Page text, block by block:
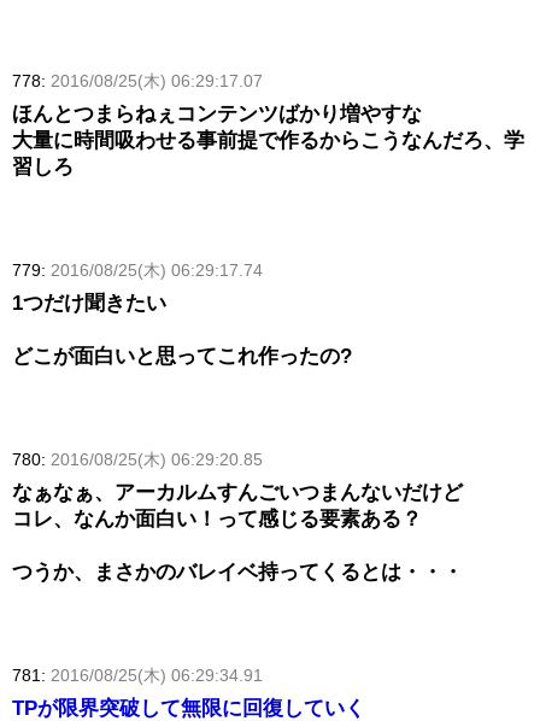
778: 2016/08/25(木) 06:29:17.07
ほんとつまらねぇコンテンツばかり増やすな
大量に時間吸わせる事前提で作るからこうなんだろ、学
習しろ
779: 2016/08/25(木) 06:29:17.74
1つだけ聞きたい
どこが面白いと思ってこれ作ったの?
780: 2016/08/25(木) 06:29:20.85
なぁなぁ、アーカルムすんごいつまんないだけど
コレ、なんか面白い！って感じる要素ある？
つうか、まさかのバレイベ持ってくるとは・・・
781: 2016/08/25(木) 06:29:34.91
TPが限界突破して無限に回復していく